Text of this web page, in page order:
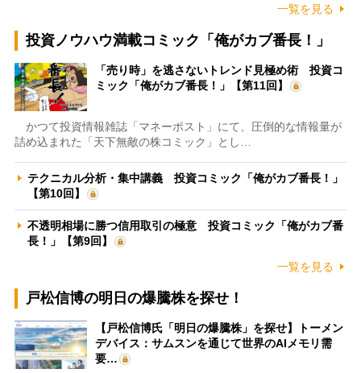
一覧を見る
投資ノウハウ満載コミック「俺がカブ番長！」
「売り時」を逃さないトレンド見極め術 投資コ
ミック「俺がカブ番長！」【第11回】
かつて投資情報雑誌「マネーポスト」にて、圧倒的な情報量が
詰め込まれた「天下無敵の株コミック」とし…
テクニカル分析・集中講義 投資コミック「俺がカブ番長！」
【第10回】
不透明相場に勝つ信用取引の極意 投資コミック「俺がカブ番
長！」【第9回】
一覧を見る
戸松信博の明日の爆騰株を探せ！
【戸松信博氏「明日の爆騰株」を探せ】トーメン
デバイス：サムスンを通じて世界のAIメモリ需
要…